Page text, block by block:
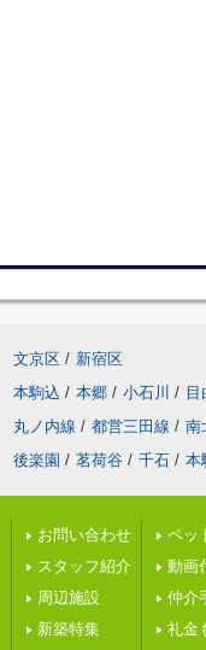
文京区 / 新宿区
本駒込 / 本郷 / 小石川 / 目
丸ノ内線 / 都営三田線 / 南
後楽園 / 茗荷谷 / 千石 / 本
お問い合わせ
スタッフ紹介
周辺施設
新築特集
ペッ
動画
仲介
礼金